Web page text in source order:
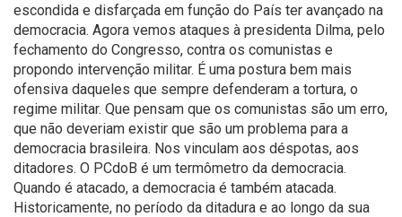
escondida e disfarçada em função do País ter avançado na
democracia. Agora vemos ataques à presidenta Dilma, pelo
fechamento do Congresso, contra os comunistas e
propondo intervenção militar. É uma postura bem mais
ofensiva daqueles que sempre defenderam a tortura, o
regime militar. Que pensam que os comunistas são um erro,
que não deveriam existir que são um problema para a
democracia brasileira. Nos vinculam aos déspotas, aos
ditadores. O PCdoB é um termômetro da democracia.
Quando é atacado, a democracia é também atacada.
Historicamente, no período da ditadura e ao longo da sua